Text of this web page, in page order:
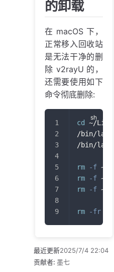
的卸载
在 macOS 下，
正常移入回收站
是无法干净的删
除 v2rayU 的，
还需要使用如下
命令彻底删除:
cd
~/
/bin/
/bin/
rm -f ~/
rm
-f ~/
rm
-f ~/
rm -fr
最近更新2025/7/4 22:04
贡献者: 墨七